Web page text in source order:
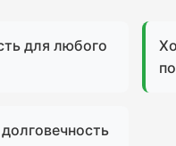
для любого